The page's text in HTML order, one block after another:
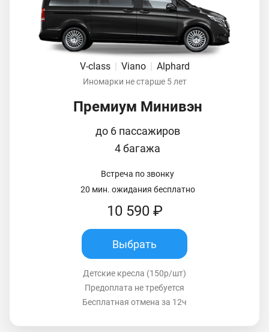
V-class Viano Alphard
Иномарки не старше 5 лет
Премиум Минивэн
до 6 пассажиров
4 багажа
Встреча по звонку
20 мин. ожидания бесплатно
10 590 ₽
Выбрать
Детские кресла (150р/шт)
Предоплата не требуется
Бесплатная отмена за 12ч